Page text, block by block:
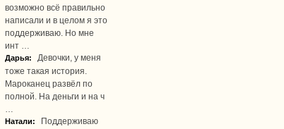
возможно всё правильно
написали и в целом я это
поддерживаю. Но мне
инт …
Дарья:
Девочки, у меня
тоже такая история.
Мароканец развёл по
полной. На деньги и на ч
Натали:
Поддерживаю